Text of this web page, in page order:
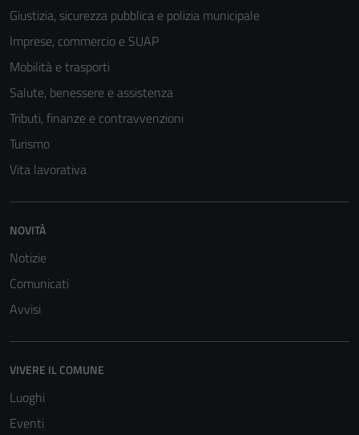
Giustizia, sicurezza pubblica e polizia municipale
Imprese, commercio e SUAP
Mobilità e trasporti
Salute, benessere e assistenza
Tributi, finanze e contravvenzioni
Turismo
Vita lavorativa
NOVITÀ
Notizie
Comunicati
Avvisi
VIVERE IL COMUNE
Luoghi
Eventi